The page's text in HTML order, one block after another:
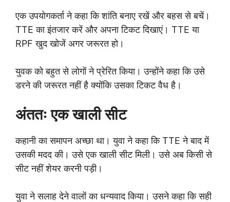
एक उपयोगकर्ता ने कहा कि शांति बनाए रखें और बहस से बचें।
TTE का इंतजार करें और अपना टिकट दिखाएं। TTE या
RPF खुद खोजें अगर जरूरत हो।
युवक को बहुत से लोगों ने प्रेरित किया। उन्होंने कहा कि उसे
डरने की जरूरत नहीं है क्योंकि उसका टिकट वैध है।
अंततः एक खाली सीट
कहानी का समापन अच्छा था। युवा ने कहा कि TTE ने बाद में
उसकी मदद की। उसे एक खाली सीट मिली। उसे अब किसी से
सीट नहीं शेयर करनी पड़ी।
युवा ने सलाह देने वालों का धन्यवाद किया। उसने कहा कि सही